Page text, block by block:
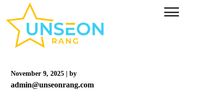
content
November 9, 2025 by
admin@unseonrang.com